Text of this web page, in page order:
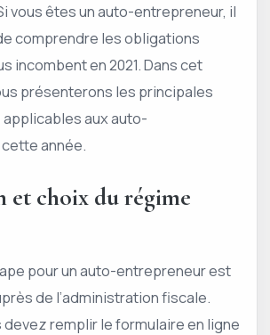
vous êtes un auto-entrepreneur, il
comprendre les obligations
incombent en 2021. Dans cet
présenterons les principales
aux auto-
année.
et choix du régime
pour un auto-entrepreneur est
de l’administration fiscale.
devez remplir le formulaire en ligne